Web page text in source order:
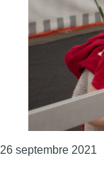
26 septembre 2021